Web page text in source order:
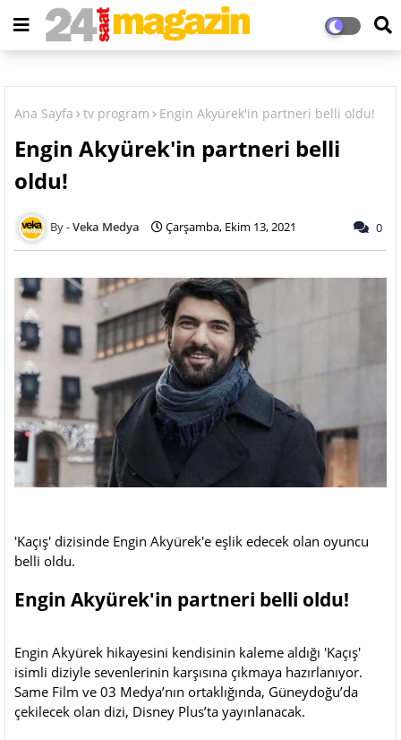
Ana Sayfa tv program Engin Akyürek'in partneri belli oldu!
Engin Akyürek'in partneri belli
oldu!
Veka Medya Çarşamba, Ekim 13, 2021 0
'Kaçış' dizisinde Engin Akyürek'e eşlik edecek olan oyuncu
belli oldu.
Engin Akyürek'in partneri belli oldu!
Engin Akyürek hikayesini kendisinin kaleme aldığı 'Kaçış'
isimli diziyle sevenlerinin karşısına çıkmaya hazırlanıyor.
Same Film ve 03 Medya’nın ortaklığında, Güneydoğu’da
çekilecek olan dizi, Disney Plus’ta yayınlanacak.